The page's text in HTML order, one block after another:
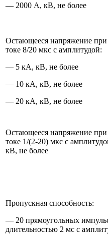
— 2000 А, кВ, не более
Остающееся напряжение
токе 8/20 мкс с амплитудой:
— 5 кА, кВ, не более
— 10 кА, кВ, не более
— 20 кА, кВ, не более
Остающееся напряжение
токе 1/(2-20) мкс с
кВ, не более
Пропускная способность:
— 20 прямоугольных
длительностью 2 мс с